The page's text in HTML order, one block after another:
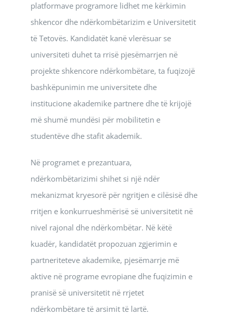
platformave programore lidhet me kërkimin
shkencor dhe ndërkombëtarizim e Universitetit
të Tetovës. Kandidatët kanë vlerësuar se
universiteti duhet ta rrisë pjesëmarrjen në
projekte shkencore ndërkombëtare, ta fuqizojë
bashkëpunimin me universitete dhe
institucione akademike partnere dhe të krijojë
më shumë mundësi për mobilitetin e
studentëve dhe stafit akademik.
Në programet e prezantuara,
ndërkombëtarizimi shihet si një ndër
mekanizmat kryesorë për ngritjen e cilësisë dhe
rritjen e konkurrueshmërisë së universitetit në
nivel rajonal dhe ndërkombëtar. Në këtë
kuadër, kandidatët propozuan zgjerimin e
partneriteteve akademike, pjesëmarrje më
aktive në programe evropiane dhe fuqizimin e
pranisë së universitetit në rrjetet
ndërkombëtare të arsimit të lartë.